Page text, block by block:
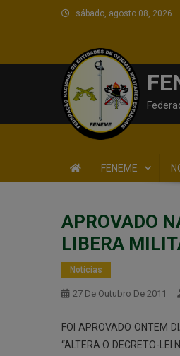
sábado, agosto 08, 2026
FENEME
APROVADO
LIBERA
Notícias
27 De Outubro De 2011
FOI APROVADO ONTEM
“ALTERA O DECRETO-